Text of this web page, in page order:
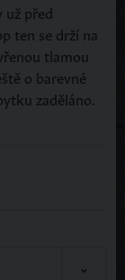
už před
ten se drží na
tlamou
o barevné
zaděláno.